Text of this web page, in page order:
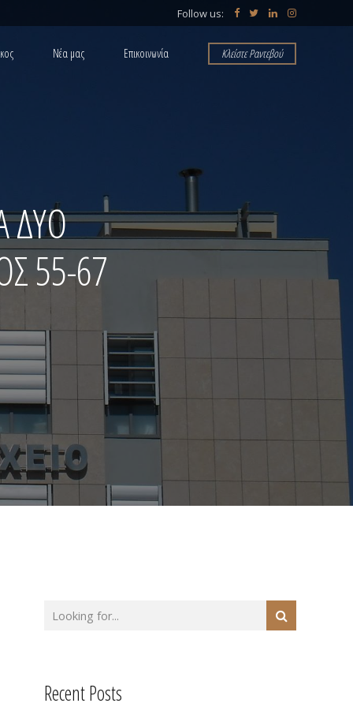
Follow us:
Κλείστε Ραντεβού
Νέα μας Επικοινωνία
ΔΥΟ
55-67
Recent Posts